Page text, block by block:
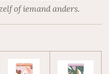
of iemand anders.